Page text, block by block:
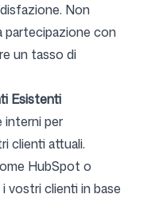
Non
partecipazione con
un tasso di
Esistenti
interni per
clienti attuali.
HubSpot o
vostri clienti in base